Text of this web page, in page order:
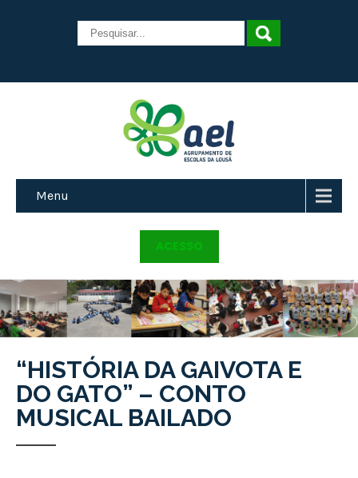
Menu
ACESSO
“HISTÓRIA DA GAIVOTA E
DO GATO” – CONTO
MUSICAL BAILADO